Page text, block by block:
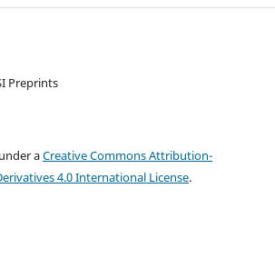
Preprints
aCreative Commons Attribution-
4.0 International License.